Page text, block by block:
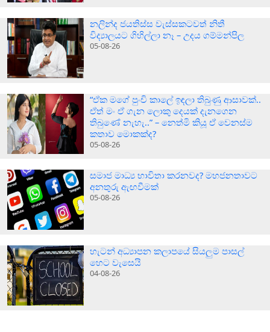
නලින්ද ජයතිස්ස වැස්සකටවත් නිතී
විද්‍යාලයට ගිහිල්ලා නෑ – උදය ගම්මන්පිල
05-08-26
“ඒක මගේ පුංචි කාලේ ඉඳලා තිබුණු ආසාවක්..
ඒත් මං ඒ ගැන ලොකු දෙයක් දැනගෙන
තිබුණේ නැහැ..” – නෙත්මි කියූ ඒ වෙනස්ම
කතාව මොකක්ද?
05-08-26
සමාජ මාධ්‍ය භාවිතා කරනවද? මහජනතාවට
අනතුරු ඇඟවීමක්
05-08-26
හැටන් අධ්‍යාපන කලාපයේ සියලුම පාසල්
හෙට වැසෙයි
04-08-26